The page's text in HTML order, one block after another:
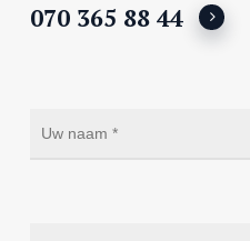
070 365 88 44